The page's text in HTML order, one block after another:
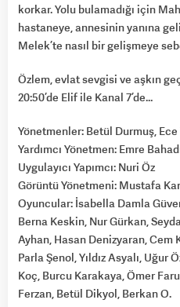
korkar. Yolu bulamadığı için
hastaneye, annesinin yanına
Melek’te nasıl bir gelişmeye
Özlem, evlat sevgisi ve aşkın
20:50’de Elif ile Kanal 7’de…
Yönetmenler: Betül Durmuş, Ece
Yardımcı Yönetmen: Emre
Uygulayıcı Yapımcı: Nuri Öz
Görüntü Yönetmeni: Mustafa
Oyuncular: İsabella Damla
Berna Keskin, Nur Gürkan,
Ayhan, Hasan Denizyaran, Cem
Parla Şenol, Yıldız Asyalı, Uğur
Koç, Burcu Karakaya, Ömer
Ferzan, Betül Dikyol, Berkan O.